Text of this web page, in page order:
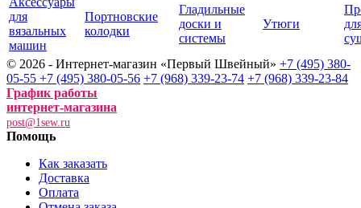
для
вязальных
машин
Портновские
колодки
Гладильные
доски и
системы
Утюги
© 2026 - Интернет-магазин «Первый Швейный» +7 (495) 380-
05-55 +7 (495) 380-05-56 +7 (968) 339-23-74 +7 (968) 339-23-84
График работы
интернет-магазина
post@1sew.ru
Помощь
Как заказать
Доставка
Оплата